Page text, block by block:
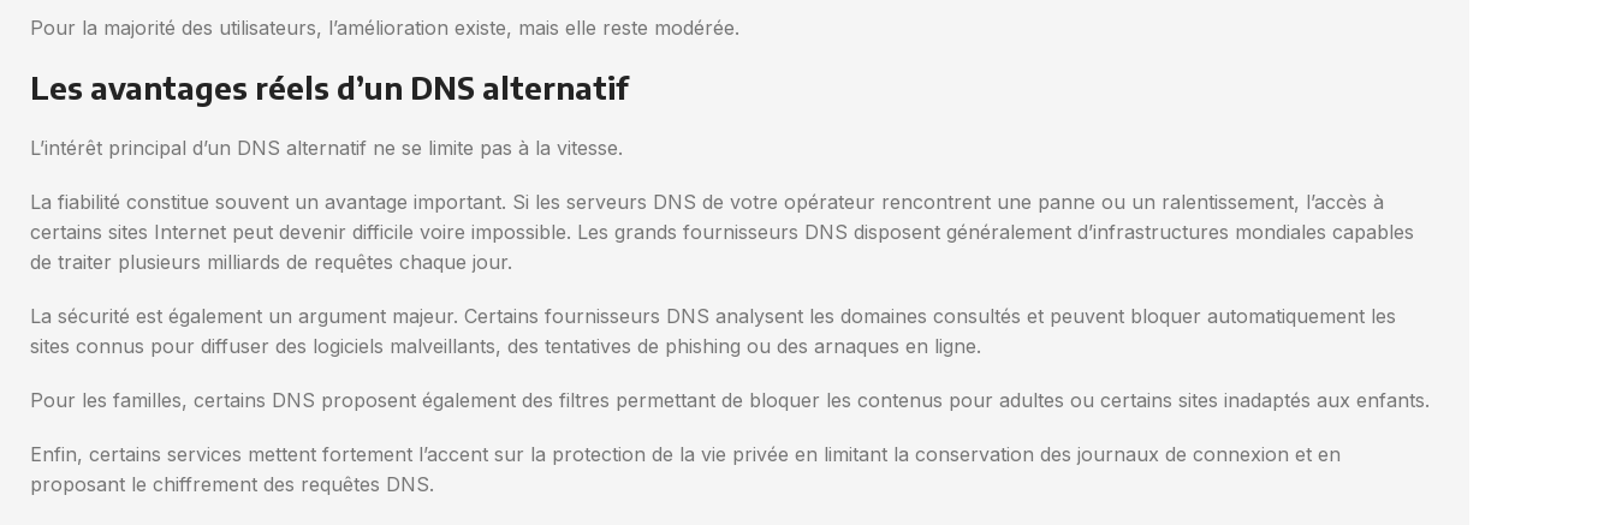
Pour la majorité des utilisateurs, l’amélioration existe, mais elle reste modérée.
Les avantages réels d’un DNS alternatif
L’intérêt principal d’un DNS alternatif ne se limite pas à la vitesse.
La fiabilité constitue souvent un avantage important. Si les serveurs DNS de votre opérateur rencontrent une panne ou un ralentissement, l’accès à
certains sites Internet peut devenir difficile voire impossible. Les grands fournisseurs DNS disposent généralement d’infrastructures mondiales capables
de traiter plusieurs milliards de requêtes chaque jour.
La sécurité est également un argument majeur. Certains fournisseurs DNS analysent les domaines consultés et peuvent bloquer automatiquement les
sites connus pour diffuser des logiciels malveillants, des tentatives de phishing ou des arnaques en ligne.
Pour les familles, certains DNS proposent également des filtres permettant de bloquer les contenus pour adultes ou certains sites inadaptés aux enfants.
Enfin, certains services mettent fortement l’accent sur la protection de la vie privée en limitant la conservation des journaux de connexion et en
proposant le chiffrement des requêtes DNS.